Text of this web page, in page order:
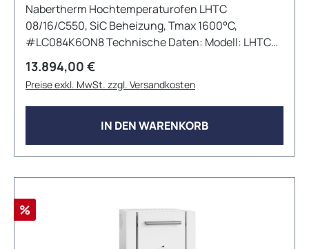
Nabertherm Hochtemperaturofen LHTC
08/16/C550, SiC Beheizung, Tmax 1600°C,
#LC084K6ON8 Technische Daten: Modell: LHTC
08/16 Max. Temperatur: 1600°C
Innenabmessungen: 170mm x 290mm x 170mm
(BxTxH) Außenabmessungen: 490mm x 625mm x
540mm (BxTxH) Volumen: 8L Max.
Anschlussleistung: 12,5 kW Elektrischer
Anschluss: 3phasig Gewicht: 58kg Aufheizzeit: 25
Minuten Viele weitere Konfigurationen und
Zubehöroptionen sind auf Anfrage erhältlich!
Regulärer Preis:
13.894,00 €
Preise exkl. MwSt. zzgl. Versandkosten
IN DEN WARENKORB
Rabatt
%